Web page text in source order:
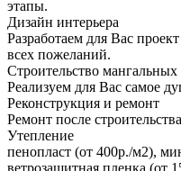
этапы.
Дизайн интерьера
Разработаем для Вас
всех пожеланий.
Строительство мангальных
Реализуем для Вас самое
Реконструкция и ремонт
Ремонт после
Утепление
пенопласт (от 400р./м2),